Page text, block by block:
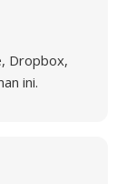
Dropbox,
ini.